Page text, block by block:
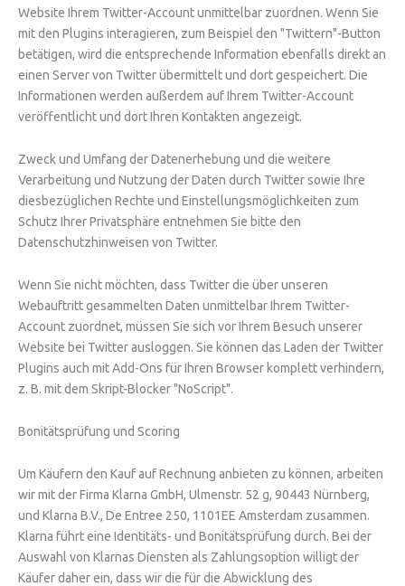
Website Ihrem Twitter-Account unmittelbar zuordnen. Wenn Sie
mit den Plugins interagieren, zum Beispiel den "Twittern"-Button
betätigen, wird die entsprechende Information ebenfalls direkt an
einen Server von Twitter übermittelt und dort gespeichert. Die
Informationen werden außerdem auf Ihrem Twitter-Account
veröffentlicht und dort Ihren Kontakten angezeigt.
Zweck und Umfang der Datenerhebung und die weitere
Verarbeitung und Nutzung der Daten durch Twitter sowie Ihre
diesbezüglichen Rechte und Einstellungsmöglichkeiten zum
Schutz Ihrer Privatsphäre entnehmen Sie bitte den
Datenschutzhinweisen von Twitter.
Wenn Sie nicht möchten, dass Twitter die über unseren
Webauftritt gesammelten Daten unmittelbar Ihrem Twitter-
Account zuordnet, müssen Sie sich vor Ihrem Besuch unserer
Website bei Twitter ausloggen. Sie können das Laden der Twitter
Plugins auch mit Add-Ons für Ihren Browser komplett verhindern,
z. B. mit dem Skript-Blocker "NoScript".
Bonitätsprüfung und Scoring
Um Käufern den Kauf auf Rechnung anbieten zu können, arbeiten
wir mit der Firma Klarna GmbH, Ulmenstr. 52 g, 90443 Nürnberg,
und Klarna B.V., De Entree 250, 1101EE Amsterdam zusammen.
Klarna führt eine Identitäts- und Bonitätsprüfung durch. Bei der
Auswahl von Klarnas Diensten als Zahlungsoption willigt der
Käufer daher ein, dass wir die für die Abwicklung des